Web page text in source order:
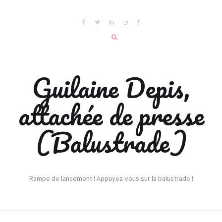
Guilaine Depis,
attachée de presse
(Balustrade)
Rampe de lancement ! Appuyez-vous sur la balustrade !